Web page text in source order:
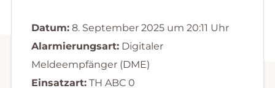
Datum:8. September 2025 um 20:11 Uhr
Alarmierungsart:Digitaler
Meldeempfänger (DME)
Einsatzart:TH ABC 0